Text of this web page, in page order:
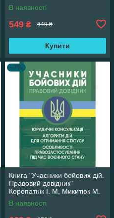
В наявності
549 ₴ 649 ₴
Купити
–7%
Книга "Учасники бойових дій.
Правовий довідник"
Коропатнік І. М, Микитюк М.
А
В наявності